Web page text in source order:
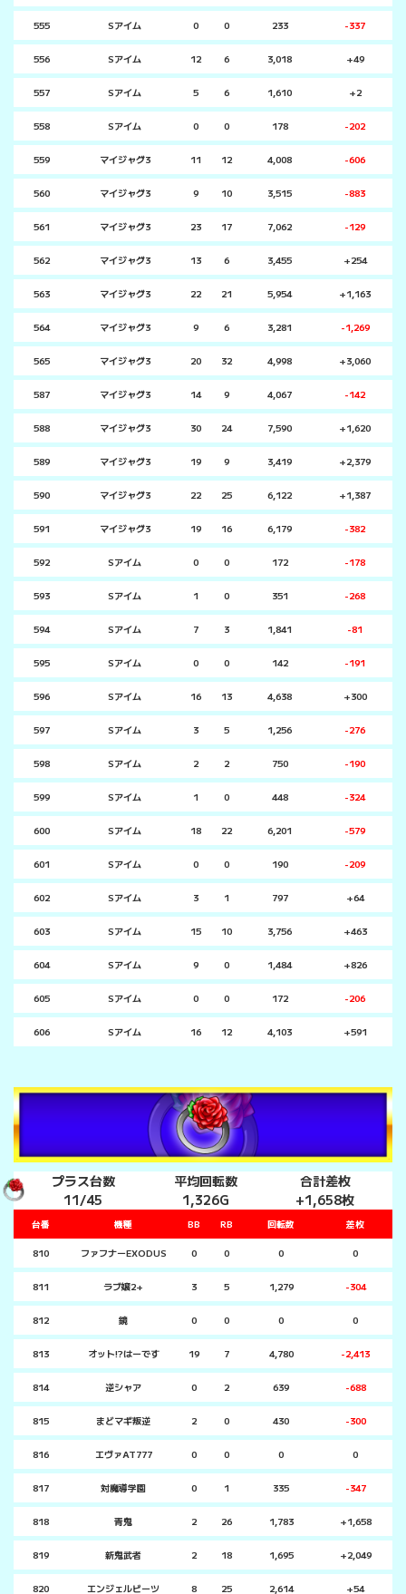
555 Sアイム 0 0 233 -337
556 Sアイム 12 6 3,018 +49
557 Sアイム 5 6 1,610 +2
558 Sアイム 0 0 178 -202
559 マイジャグ3 11 12 4,008 -606
560 マイジャグ3 9 10 3,515 -883
561 マイジャグ3 23 17 7,062 -129
562 マイジャグ3 13 6 3,455 +254
563 マイジャグ3 22 21 5,954 +1,163
564 マイジャグ3 9 6 3,281 -1,269
565 マイジャグ3 20 32 4,998 +3,060
587 マイジャグ3 14 9 4,067 -142
588 マイジャグ3 30 24 7,590 +1,620
589 マイジャグ3 19 9 3,419 +2,379
590 マイジャグ3 22 25 6,122 +1,387
591 マイジャグ3 19 16 6,179 -382
592 Sアイム 0 0 172 -178
593 Sアイム 1 0 351 -268
594 Sアイム 7 3 1,841 -81
595 Sアイム 0 0 142 -191
596 Sアイム 16 13 4,638 +300
597 Sアイム 3 5 1,256 -276
598 Sアイム 2 2 750 -190
599 Sアイム 1 0 448 -324
600 Sアイム 18 22 6,201 -579
601 Sアイム 0 0 190 -209
602 Sアイム 3 1 797 +64
603 Sアイム 15 10 3,756 +463
604 Sアイム 9 0 1,484 +826
605 Sアイム 0 0 172 -206
606 Sアイム 16 12 4,103 +591
プラス台数
11/45
平均回転数
1,326G
合計差枚
+1,658枚
台番 機種 BB RB 回転数 差枚
810 ファフナーEXODUS 0 0 0 0
811 ラブ嬢2+ 3 5 1,279 -304
812 鏡 0 0 0 0
813 オット!?はーです 19 7 4,780 -2,413
814 逆シャア 0 2 639 -688
815 まどマギ叛逆 2 0 430 -300
816 エヴァAT777 0 0 0 0
817 対魔導学園 0 1 335 -347
818 青鬼 2 26 1,783 +1,658
819 新鬼武者 2 18 1,695 +2,049
820 エンジェルビーツ 8 25 2,614 +54